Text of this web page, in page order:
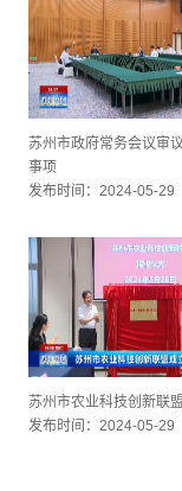
苏州市政府常务会议审
事项
发布时间：2024-05-29
苏州市农业科技创新联
发布时间：2024-05-29